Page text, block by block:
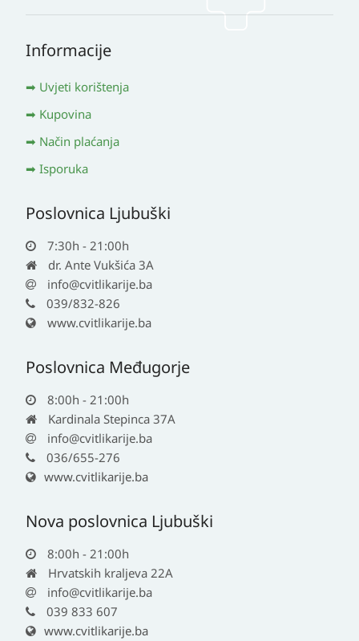
Informacije
Uvjeti korištenja
Kupovina
Način plaćanja
Isporuka
Poslovnica Ljubuški
7:30h - 21:00h
dr. Ante Vukšića 3A
info@cvitlikarije.ba
039/832-826
www.cvitlikarije.ba
Poslovnica Međugorje
8:00h - 21:00h
Kardinala Stepinca 37A
info@cvitlikarije.ba
036/655-276
www.cvitlikarije.ba
Nova poslovnica Ljubuški
8:00h - 21:00h
Hrvatskih kraljeva 22A
info@cvitlikarije.ba
039 833 607
www.cvitlikarije.ba